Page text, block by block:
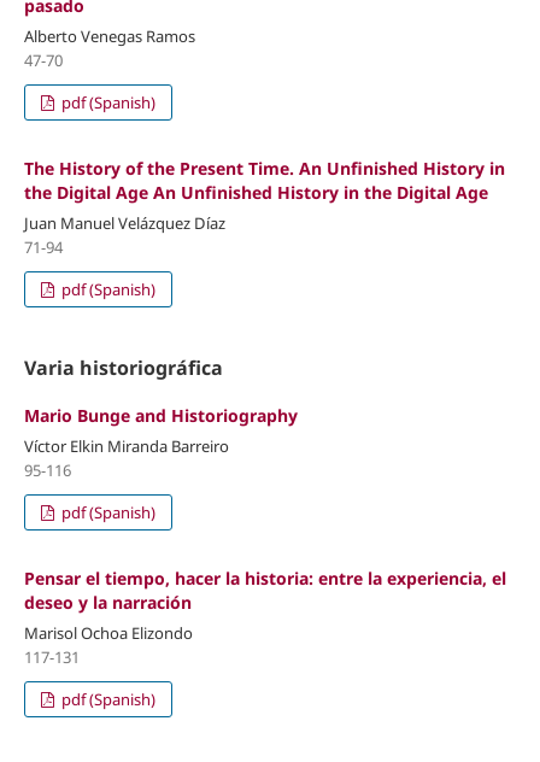
pasado
Alberto Venegas Ramos
47-70
pdf (Spanish)
The History of the Present Time. An Unfinished History in
the Digital AgeAn Unfinished History in the Digital Age
Juan Manuel Velázquez Díaz
71-94
pdf (Spanish)
Varia historiográfica
Mario Bunge and Historiography
Víctor Elkin Miranda Barreiro
95-116
pdf (Spanish)
Pensar el tiempo, hacer la historia: entre la experiencia, el
deseo y la narración
Marisol Ochoa Elizondo
117-131
pdf (Spanish)